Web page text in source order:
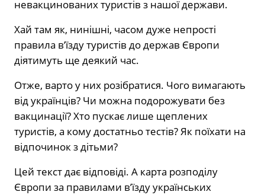
невакцинованих туристів з нашої держави.
Хай там як, нинішні, часом дуже непрості
правила в’їзду туристів до держав Європи
діятимуть ще деякий час.
Отже, варто у них розібратися. Чого вимагають
від українців? Чи можна подорожувати без
вакцинації? Хто пускає лише щеплених
туристів, а кому достатньо тестів? Як поїхати на
відпочинок з дітьми?
Цей текст дає відповіді. А карта розподілу
Європи за правилами в’їзду українських